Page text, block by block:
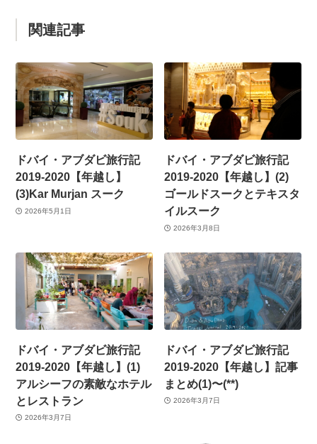
関連記事
ドバイ・アブダビ旅行記
2019-2020【年越し】
(3)Kar Murjan スーク
2026年5月1日
ドバイ・アブダビ旅行記
2019-2020【年越し】(2)
ゴールドスークとテキスタ
イルスーク
2026年3月8日
ドバイ・アブダビ旅行記
2019-2020【年越し】(1)
アルシーフの素敵なホテル
とレストラン
2026年3月7日
ドバイ・アブダビ旅行記
2019-2020【年越し】記事
まとめ(1)〜(**)
2026年3月7日